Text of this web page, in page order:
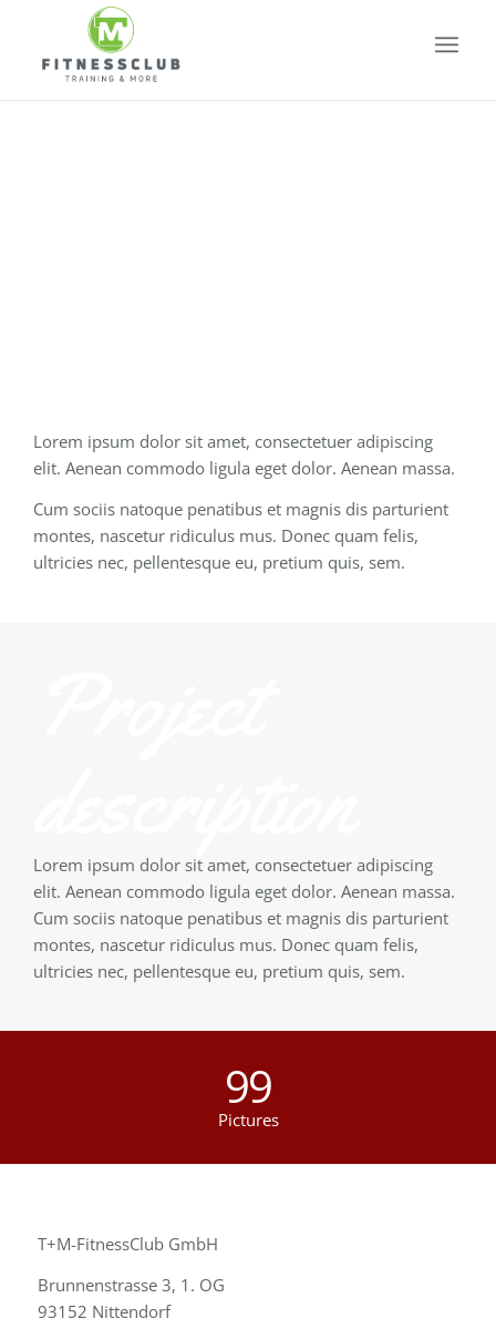
Lorem ipsum dolor sit amet, consectetuer adipiscing
elit. Aenean commodo ligula eget dolor. Aenean massa.
Cum sociis natoque penatibus et magnis dis parturient
montes, nascetur ridiculus mus. Donec quam felis,
ultricies nec, pellentesque eu, pretium quis, sem.
Lorem ipsum dolor sit amet, consectetuer adipiscing
elit. Aenean commodo ligula eget dolor. Aenean massa.
Cum sociis natoque penatibus et magnis dis parturient
montes, nascetur ridiculus mus. Donec quam felis,
ultricies nec, pellentesque eu, pretium quis, sem.
99
Pictures
T+M-FitnessClub GmbH
Brunnenstrasse 3, 1. OG
93152 Nittendorf